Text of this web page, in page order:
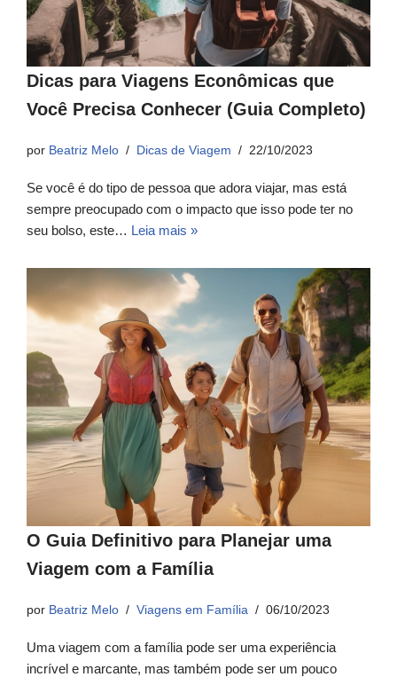
Dicas para Viagens Econômicas que
Você Precisa Conhecer (Guia Completo)
por Beatriz Melo Dicas de Viagem 22/10/2023
Se você é do tipo de pessoa que adora viajar, mas está
sempre preocupado com o impacto que isso pode ter no
seu bolso, este… Leia mais »
O Guia Definitivo para Planejar uma
Viagem com a Família
por Beatriz Melo Viagens em Família 06/10/2023
Uma viagem com a família pode ser uma experiência
incrível e marcante, mas também pode ser um pouco